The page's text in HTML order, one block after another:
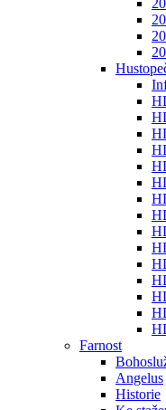
Farnost
Angelus
Historie